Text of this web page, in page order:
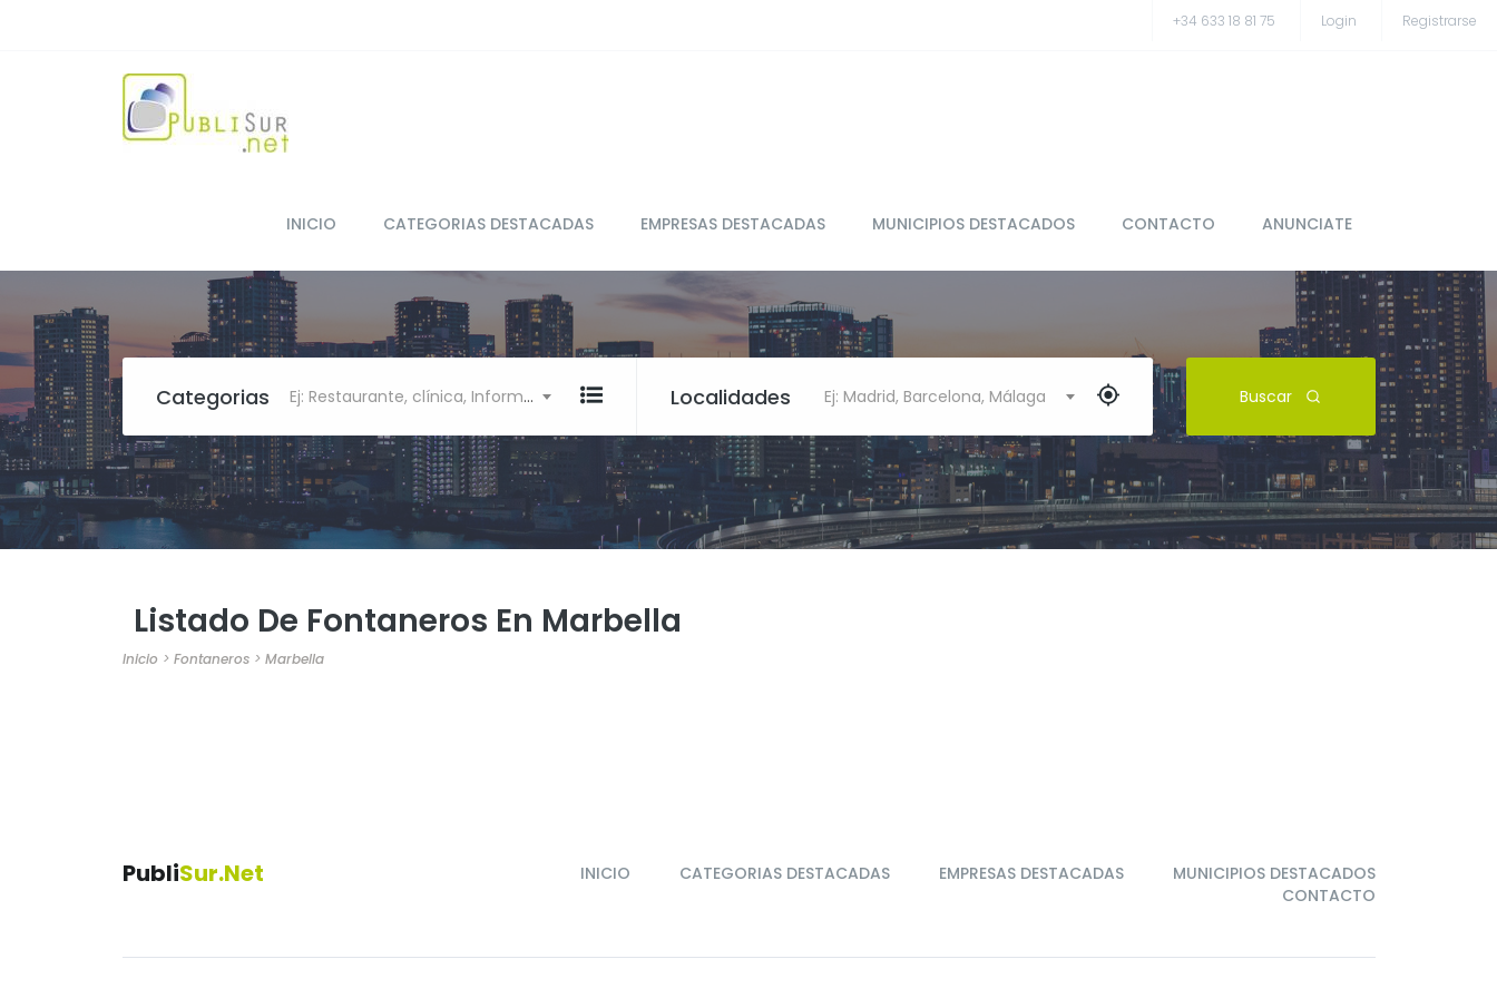
+34 633 18 81 75 Login Registrarse
INICIO CATEGORIAS DESTACADAS EMPRESAS DESTACADAS MUNICIPIOS DESTACADOS CONTACTO ANUNCIATE
Categorias Ej: Restaurante, clínica, Informática Localidades Ej: Madrid, Barcelona, Málaga Buscar
Listado De Fontaneros En Marbella
Inicio > Fontaneros> Marbella
PubliSur.net INICIO CATEGORIAS DESTACADAS EMPRESAS DESTACADAS
MUNICIPIOS DESTACADOS
CONTACTO